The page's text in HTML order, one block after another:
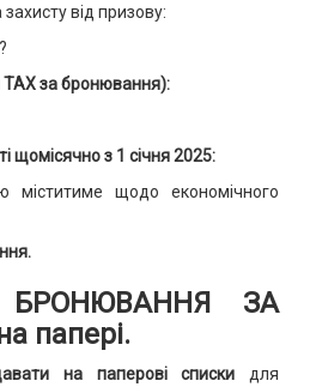
від призову:
TAX за бронювання):
щомісячно з 1 січня 2025:
міститиме щодо економічного
БРОНЮВАННЯ ЗА
папері.
на паперові списки для